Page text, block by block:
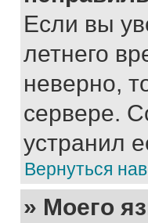
Если вы
летнего
неверно,
сервере.
устранил
Вернуться
» Моего